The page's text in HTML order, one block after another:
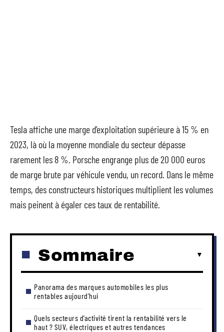
Tesla affiche une marge d’exploitation supérieure à 15 % en
2023, là où la moyenne mondiale du secteur dépasse
rarement les 8 %. Porsche engrange plus de 20 000 euros
de marge brute par véhicule vendu, un record. Dans le même
temps, des constructeurs historiques multiplient les volumes
mais peinent à égaler ces taux de rentabilité.
Sommaire
Panorama des marques automobiles les plus
rentables aujourd’hui
Quels secteurs d’activité tirent la rentabilité vers le
haut ? SUV, électriques et autres tendances